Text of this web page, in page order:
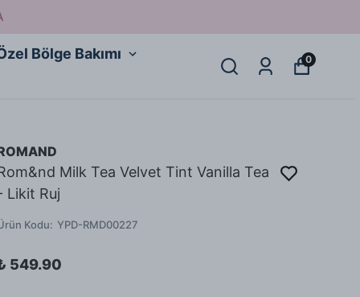
Bölge Bakımı
0
Milk Tea Velvet Tint Vanilla Tea
Likit Ruj
Kodu: YPD-RMD00227
549.90